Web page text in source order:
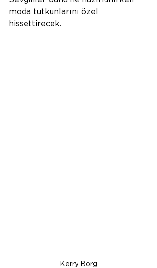
moda tutkunlarını özel
hissettirecek.
Kerry Borg